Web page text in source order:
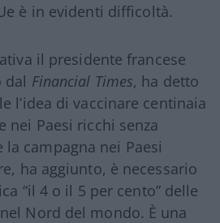
è in evidenti difficoltà.
il presidente francese
dal Financial Times, ha detto
l’idea di vaccinare centinaia
Paesi ricchi senza
campagna nei Paesi
ha aggiunto, è necessario
“il 4 o il 5 per cento” delle
Nord del mondo. È una